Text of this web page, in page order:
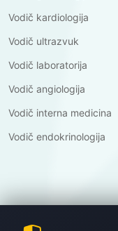
Vodič kardiologija
Vodič ultrazvuk
Vodič laboratorija
Vodič angiologija
Vodič interna medicina
Vodič endokrinologija